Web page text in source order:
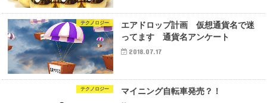
テクノロジー
エアドロップ計画 仮想通貨名で迷
ってます 通貨名アンケート
2018.07.17
テクノロジー マイニング自転車発売？！